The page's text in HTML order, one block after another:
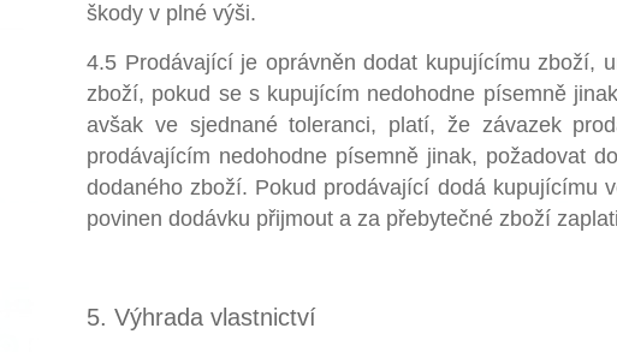
škody v plné výši.
4.5 Prodávající je oprávněn dodat kupujícímu zboží,
zboží, pokud se s kupujícím nedohodne písemně
avšak ve sjednané toleranci, platí, že závazek
prodávajícím nedohodne písemně jinak, požadovat
dodaného zboží. Pokud prodávající dodá kupujícímu
povinen dodávku přijmout a za přebytečné zboží
5. Výhrada vlastnictví